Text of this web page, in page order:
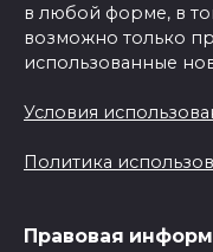
в любой форме, в
возможно только
использованные
Условия
Политика
Правовая